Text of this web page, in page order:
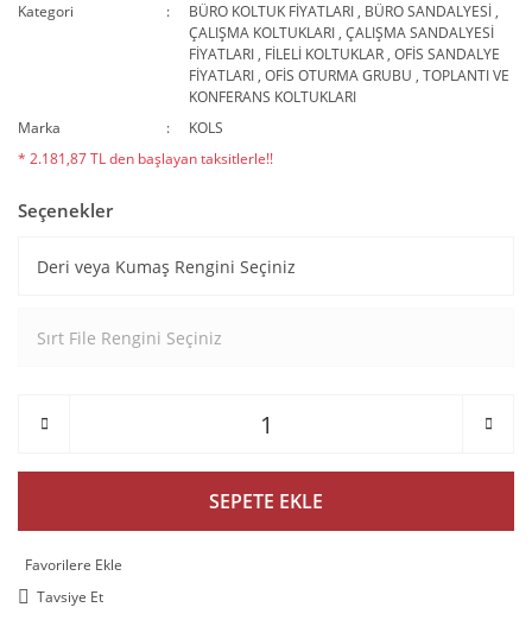
Kategori BÜRO KOLTUK FİYATLARI , BÜRO SANDALYESİ ,
ÇALIŞMA KOLTUKLARI ,ÇALIŞMA SANDALYESİ
FİYATLARI , FİLELİ KOLTUKLAR ,OFİS SANDALYE
FİYATLARI ,OFİS OTURMA GRUBU ,TOPLANTI VE
KONFERANS KOLTUKLARI
Marka
KOLS
* 2.181,87 TL den başlayan taksitlerle!!
Seçenekler
SEPETE EKLE
Tavsiye Et